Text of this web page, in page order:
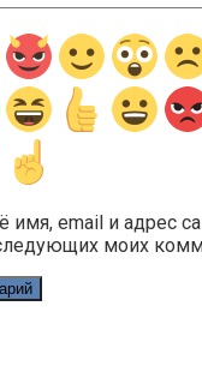
имя, email и адрес
моих